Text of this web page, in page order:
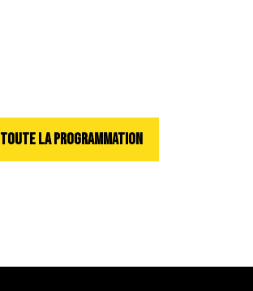
TOUTE LA PROGRAMMATION